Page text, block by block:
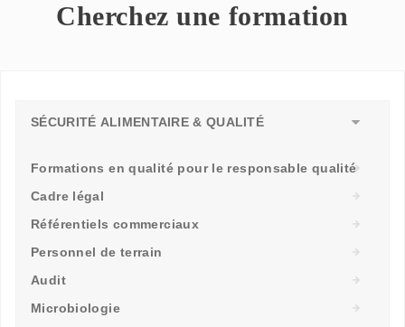
Cherchez une formation
SÉCURITÉ ALIMENTAIRE & QUALITÉ
Formations en qualité pour le responsable qualité
Cadre légal
Référentiels commerciaux
Personnel de terrain
Audit
Microbiologie